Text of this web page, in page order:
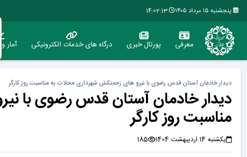
پنجشنبه ۱۵ مرداد ۱۴۰۵ 14:02:14
معرفی پورتال خبری درگاه های خدمات الکترونیکی آمار
دیدار خادمان آستان قدس رضوی با نیرو های زحمتکش شهرداری محلات به مناسبت روز کارگر
دیدار خادمان آستان قدس رضوی با
مناسبت روز کارگر
یکشنبه 14 اردیبهشت 1404 185